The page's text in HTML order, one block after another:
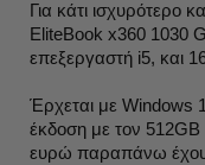
Για κάτι ισχυρότερο
EliteBook x360 1030
επεξεργαστή i5, και
Έρχεται με Windows
έκδοση με τον
ευρώ παραπάνω